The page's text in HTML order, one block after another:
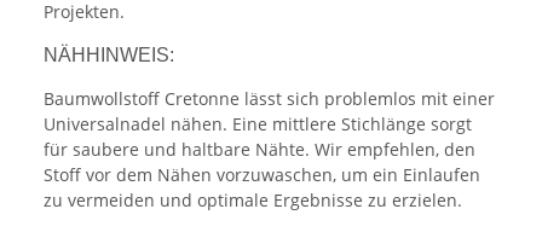
Projekten.
NÄHHINWEIS:
Baumwollstoff Cretonne lässt sich problemlos mit einer
Universalnadel nähen. Eine mittlere Stichlänge sorgt
für saubere und haltbare Nähte. Wir empfehlen, den
Stoff vor dem Nähen vorzuwaschen, um ein Einlaufen
zu vermeiden und optimale Ergebnisse zu erzielen.